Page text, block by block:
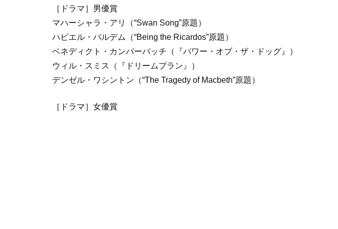
［ドラマ］男優賞
マハーシャラ・アリ（“Swan Song”原題）
ハビエル・バルデム（“Being the Ricardos”原題）
ベネディクト・カンバーバッチ（『パワー・オブ・ザ・ドッグ』）
ウィル・スミス（『ドリームプラン』）
デンゼル・ワシントン（“The Tragedy of Macbeth”原題）
［ドラマ］女優賞